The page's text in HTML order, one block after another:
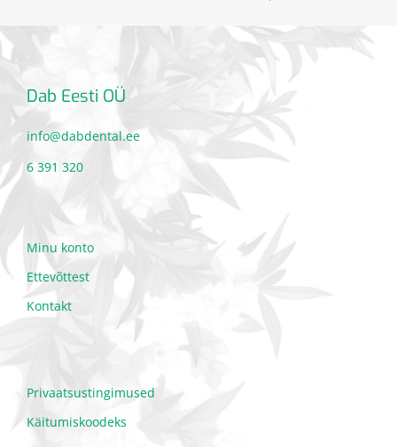
Dab Eesti OÜ
info@dabdental.ee
6 391 320
Minu konto
Ettevõttest
Kontakt
Privaatsustingimused
Käitumiskoodeks